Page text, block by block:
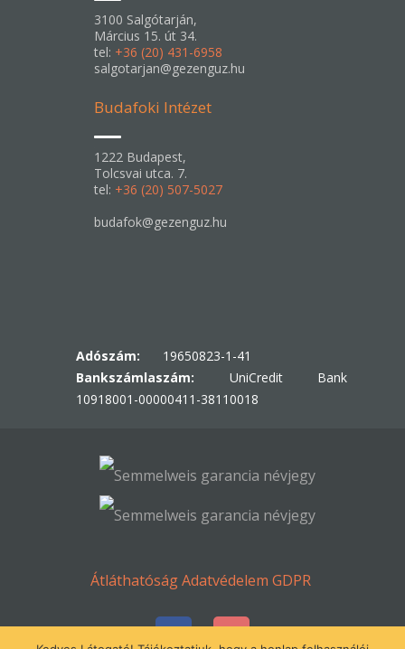
3100 Salgótarján,
Március 15. út 34.
tel: +36 (20) 431-6958
salgotarjan@gezenguz.hu
Budafoki Intézet
1222 Budapest,
Tolcsvai utca. 7.
tel: +36 (20) 507-5027
budafok@gezenguz.hu
Adószám: 19650823-1-41
Bankszámlaszám: UniCredit Bank
10918001-00000411-38110018
ÁtláthatóságAdatvédelem GDPR